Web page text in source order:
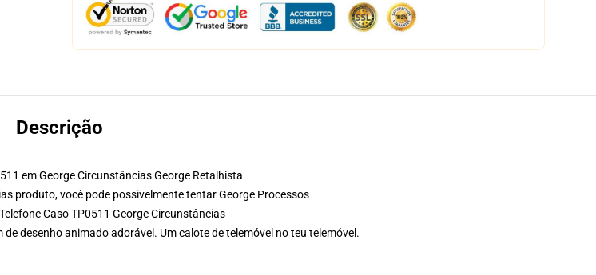
Descrição
em George Circunstâncias George Retalhista
produto, você pode possivelmente tentarGeorge Processos
Caso TP0511 George Circunstâncias
desenho animado adorável. Um calote de telemóvel no teu telemóvel.